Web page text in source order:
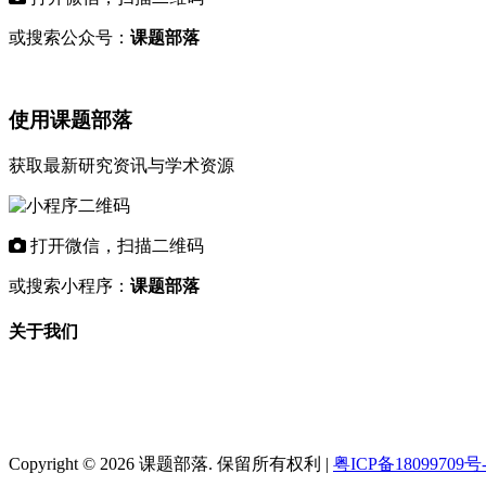
或搜索公众号： 课题部落
使用课题部落
获取最新研究资讯与学术资源
打开微信，扫描二维码
或搜索小程序： 课题部落
关于我们
Copyright © 2026 课题部落. 保留所有权利 | 粤ICP备18099709号